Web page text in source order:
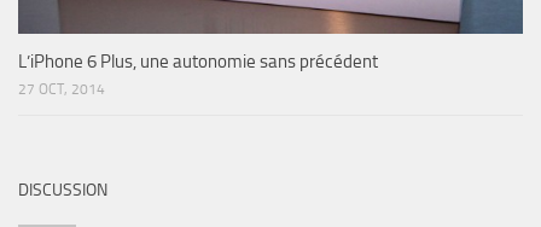
L’iPhone 6 Plus, une autonomie sans précédent
27 OCT, 2014
DISCUSSION